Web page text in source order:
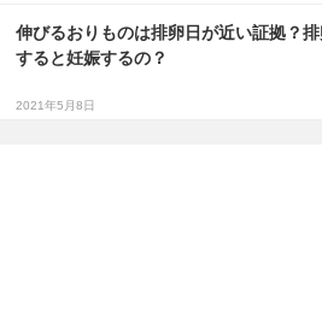
伸びるおりものは排卵日が近い証拠？
すると妊娠するの？
2021年5月8日